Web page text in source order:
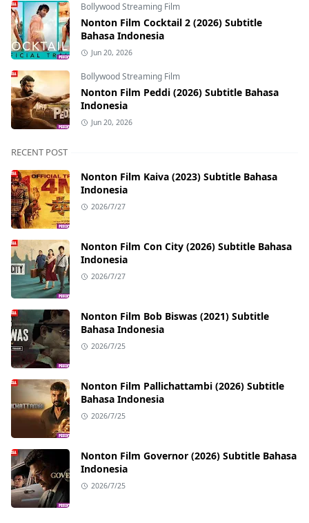
Bollywood Streaming Film
Nonton Film Cocktail 2 (2026) Subtitle
Bahasa Indonesia
Jun 20, 2026
Bollywood Streaming Film
Nonton Film Peddi (2026) Subtitle Bahasa
Indonesia
Jun 20, 2026
RECENT POST
Nonton Film Kaiva (2023) Subtitle Bahasa
Indonesia
2026/7/27
Nonton Film Con City (2026) Subtitle Bahasa
Indonesia
2026/7/27
Nonton Film Bob Biswas (2021) Subtitle
Bahasa Indonesia
2026/7/25
Nonton Film Pallichattambi (2026) Subtitle
Bahasa Indonesia
2026/7/25
Nonton Film Governor (2026) Subtitle Bahasa
Indonesia
2026/7/25